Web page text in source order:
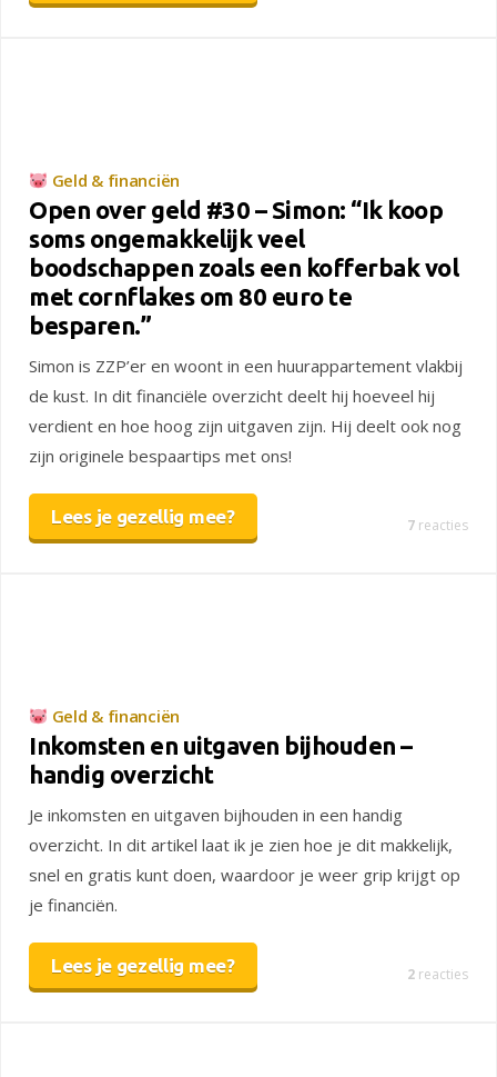
Geld & financiën
Open over geld #30 – Simon: “Ik koop
soms ongemakkelijk veel
boodschappen zoals een kofferbak vol
met cornflakes om 80 euro te
besparen.”
Simon is ZZP’er en woont in een huurappartement vlakbij
de kust. In dit financiële overzicht deelt hij hoeveel hij
verdient en hoe hoog zijn uitgaven zijn. Hij deelt ook nog
zijn originele bespaartips met ons!
Lees je gezellig mee? 7 reacties
Geld & financiën
Inkomsten en uitgaven bijhouden –
handig overzicht
Je inkomsten en uitgaven bijhouden in een handig
overzicht. In dit artikel laat ik je zien hoe je dit makkelijk,
snel en gratis kunt doen, waardoor je weer grip krijgt op
je financiën.
Lees je gezellig mee? 2 reacties